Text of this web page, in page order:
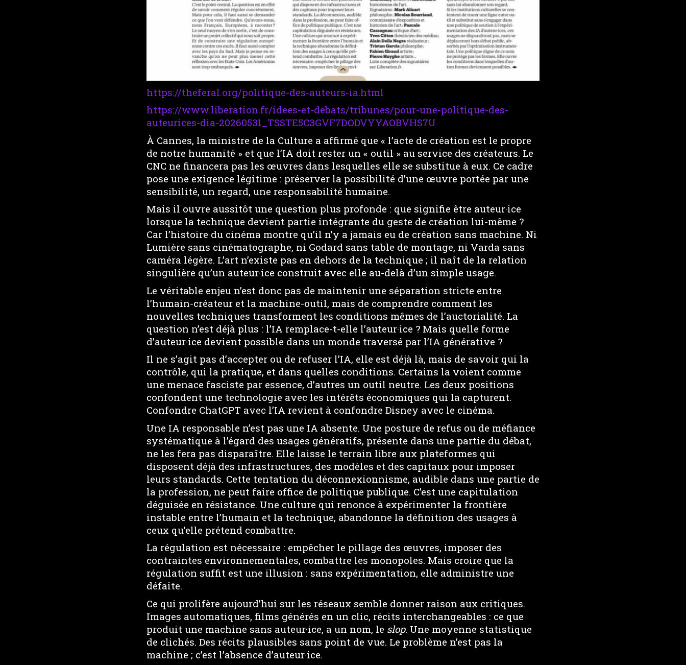
https://theferal.org/politique-des-auteurs-ia.html
https://www.liberation.fr/idees-et-debats/tribunes/pour-une-politique-des-
auteurices-dia-20260531_TSSTE5C3GVF7DODVYYAOBVHS7U
À Cannes, la ministre de la Culture a affirmé que « l’acte de création est le propre
de notre humanité » et que l’IA doit rester un « outil » au service des créateurs. Le
CNC ne financera pas les œuvres dans lesquelles elle se substitue à eux. Ce cadre
pose une exigence légitime : préserver la possibilité d’une œuvre portée par une
sensibilité, un regard, une responsabilité humaine.
Mais il ouvre aussitôt une question plus profonde : que signifie être auteur·ice
lorsque la technique devient partie intégrante du geste de création lui-même ?
Car l’histoire du cinéma montre qu’il n’y a jamais eu de création sans machine. Ni
Lumière sans cinématographe, ni Godard sans table de montage, ni Varda sans
caméra légère. L’art n’existe pas en dehors de la technique ; il naît de la relation
singulière qu’un auteur·ice construit avec elle au-delà d’un simple usage.
Le véritable enjeu n’est donc pas de maintenir une séparation stricte entre
l’humain-créateur et la machine-outil, mais de comprendre comment les
nouvelles techniques transforment les conditions mêmes de l’auctorialité. La
question n’est déjà plus : l’IA remplace-t-elle l’auteur·ice ? Mais quelle forme
d’auteur·ice devient possible dans un monde traversé par l’IA générative ?
Il ne s’agit pas d’accepter ou de refuser l’IA, elle est déjà là, mais de savoir qui la
contrôle, qui la pratique, et dans quelles conditions. Certains la voient comme
une menace fasciste par essence, d’autres un outil neutre. Les deux positions
confondent une technologie avec les intérêts économiques qui la capturent.
Confondre ChatGPT avec l’IA revient à confondre Disney avec le cinéma.
Une IA responsable n’est pas une IA absente. Une posture de refus ou de méfiance
systématique à l’égard des usages génératifs, présente dans une partie du débat,
ne les fera pas disparaître. Elle laisse le terrain libre aux plateformes qui
disposent déjà des infrastructures, des modèles et des capitaux pour imposer
leurs standards. Cette tentation du déconnexionnisme, audible dans une partie de
la profession, ne peut faire office de politique publique. C’est une capitulation
déguisée en résistance. Une culture qui renonce à expérimenter la frontière
instable entre l’humain et la technique, abandonne la définition des usages à
ceux qu’elle prétend combattre.
La régulation est nécessaire : empêcher le pillage des œuvres, imposer des
contraintes environnementales, combattre les monopoles. Mais croire que la
régulation suffit est une illusion : sans expérimentation, elle administre une
défaite.
Ce qui prolifère aujourd’hui sur les réseaux semble donner raison aux critiques.
Images automatiques, films générés en un clic, récits interchangeables : ce que
produit une machine sans auteur·ice, a un nom, le slop. Une moyenne statistique
de clichés. Des récits plausibles sans point de vue. Le problème n’est pas la
machine ; c’est l’absence d’auteur·ice.